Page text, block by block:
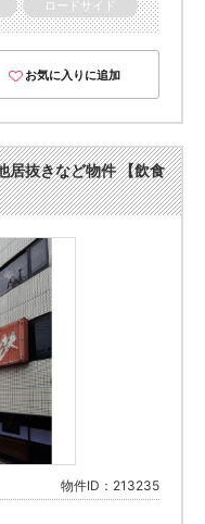
ロードサイド
お気に入りに追加
居抜きなど物件 【飲食
物件ID：213235